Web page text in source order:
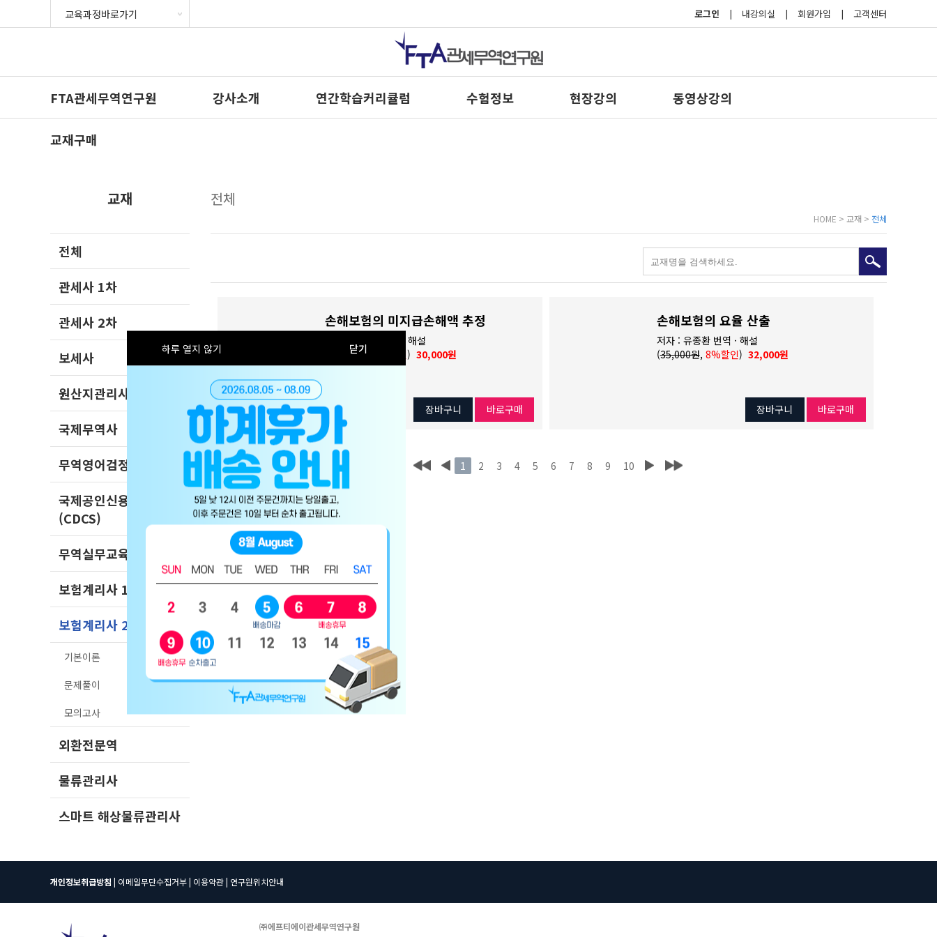
고객센터
|
회원가입
|
내강의실
|
로그인
FTA관세무역연구원 강사소개 연간학습커리큘럼 수험정보 현장강의 동영상강의
교재구매
하루 열지 않기 닫기
교재
전체
관세사 1차
관세사 2차
보세사
원산지관리사
국제무역사
무역영어검정시험
국제공인신용장전문가
(CDCS)
무역실무교육
보험계리사 1차
보험계리사 2차
기본이론
문제풀이
모의고사
외환전문역
물류관리사
스마트 해상물류관리사
전체
HOME > 교재 > 전체
손해보험의 미지급손해액 추정
저자 : 유종환 번역 · 해설
33,000원 ) 30,000원
장바구니 바로구매
손해보험의 요율 산출
저자 : 유종환 번역 · 해설
(35,000원, 8%할인) 32,000원
장바구니 바로구매
1 2 3 4 5 6 7 8 9 10
맨끝
개인정보취급방침 | 이메일무단수집거부| 이용약관| 연구원위치안내
㈜에프티에이관세무역연구원